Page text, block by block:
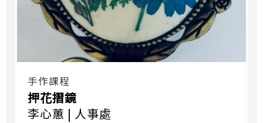
手作課程
押花摺鏡
李心蕙 | 人事處